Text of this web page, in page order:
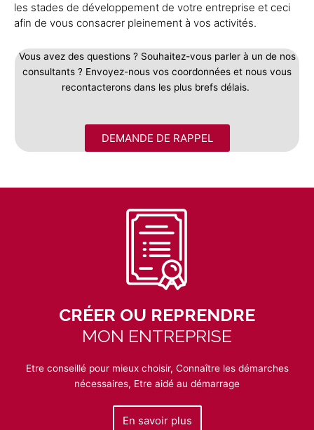
les stades de développement de votre entreprise et ceci
afin de vous consacrer pleinement à vos activités.
Vous avez des questions ? Souhaitez-vous parler à un de nos
consultants ? Envoyez-nous vos coordonnées et nous vous
recontacterons dans les plus brefs délais.
DEMANDE DE RAPPEL
CRÉER OU REPRENDRE
MON ENTREPRISE
Etre conseillé pour mieux choisir, Connaître les démarches
nécessaires, Etre aidé au démarrage
En savoir plus